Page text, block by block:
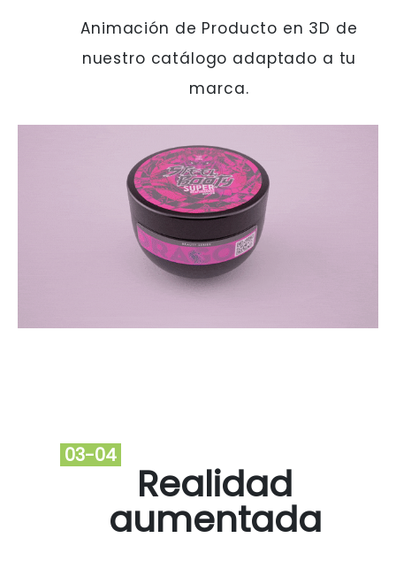
Animación de Producto en 3D de
nuestro catálogo adaptado a tu
marca.
03-04
Realidad
aumentada